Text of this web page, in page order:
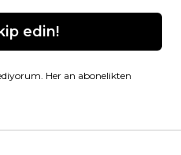
edin!
Her an abonelikten